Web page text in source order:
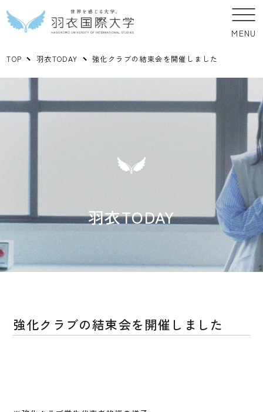
MENU
TOP 羽衣TODAY 強化クラブの結束会を開催しました
羽衣TODAY
強化クラブの結束会を開催しました